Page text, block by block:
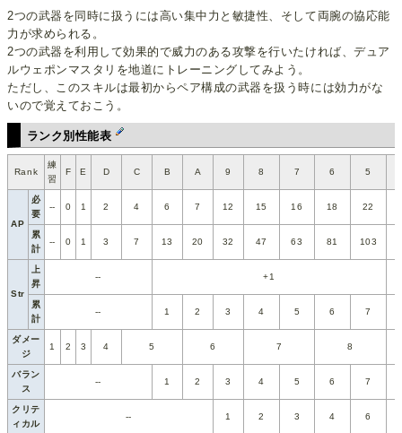
2つの武器を同時に扱うには高い集中力と敏捷性、そして両腕の協応能
力が求められる。
2つの武器を利用して効果的で威力のある攻撃を行いたければ、デュア
ルウェポンマスタリを地道にトレーニングしてみよう。
ただし、このスキルは最初からペア構成の武器を扱う時には効力がな
いので覚えておこう。
ランク別性能表
Rank
練
習
F E D C B A 9 8 7 6 5
AP
必
要
-- 0 1 2 4 6 7 12 15 16 18 22
累
計
-- 0 1 3 7 13 20 32 47 63 81 103
Str
上
昇
-- +1
累
計
-- 1 2 3 4 5 6 7
ダメー
ジ
1 2 3 4 5 6 7 8
バラン
ス
-- 1 2 3 4 5 6 7
クリテ
ィカル
-- 1 2 3 4 6